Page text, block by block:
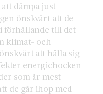
dämpa just
önskvärt att de
förhållande till det
klimat- och
att hålla sig
energichocken
som är mest
de går ihop med